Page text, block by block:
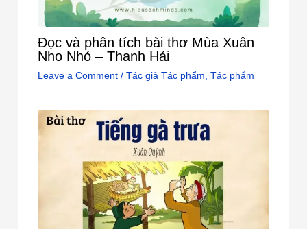
Đọc và phân tích bài thơ Mùa Xuân
Nho Nhỏ – Thanh Hải
Leave a Comment /Tác giả Tác phẩm ,Tác phẩm